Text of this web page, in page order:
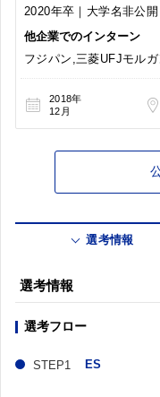
2020年卒｜大学名非公
他企業でのインターン
フジパン,三菱UFJモル
2018年
12月
選考情報
選考情報
選考フロー
ES